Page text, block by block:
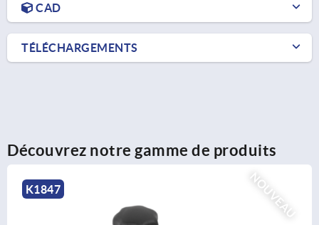
CAD
TÉLÉCHARGEMENTS
Découvrez notre gamme de produits
K0430